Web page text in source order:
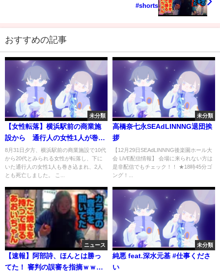
#shorts
おすすめの記事
未分類
【女性転落】横浜駅前の商業施
設から 通行人の女性1人が巻き
込まれ2人とも死亡
8月31日夕方、横浜駅前の商業施設で10代
から20代とみられる女性が転落し、下に
いた通行人の女性1人も巻き込まれ、2人
とも死亡しました。 こ...
未分類
高橋奈七永SEAdLINNNG退団挨
拶
【12月29日SEAdLINNNG後楽園ホール大
会 LiVE配信情報】 会場に来られない方は
是非配信でもチェック！！ ★18時45分ゴ
ング！...
ニュース
【速報】阿部詩、ほんとは勝っ
てた！ 審判の誤審を指摘ｗｗｗ
未分類
純悪 feat.深水元基 #仕事くださ
い